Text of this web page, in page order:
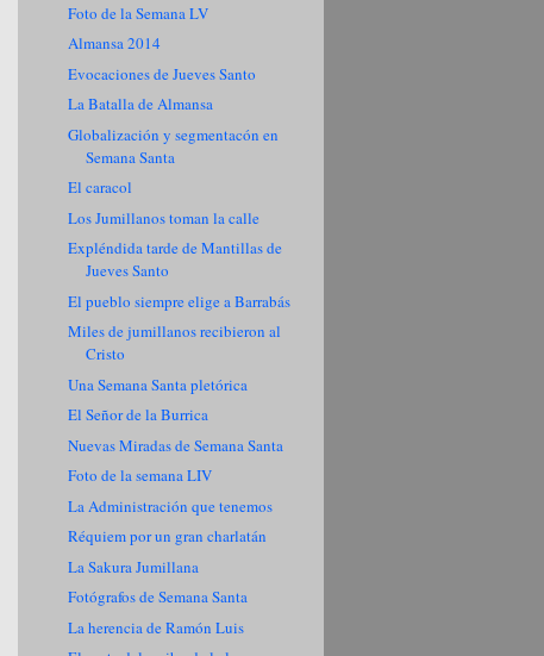
Foto de la Semana LV
Almansa 2014
Evocaciones de Jueves Santo
La Batalla de Almansa
Globalización y segmentacón en
Semana Santa
El caracol
Los Jumillanos toman la calle
Expléndida tarde de Mantillas de
Jueves Santo
El pueblo siempre elige a Barrabás
Miles de jumillanos recibieron al
Cristo
Una Semana Santa pletórica
El Señor de la Burrica
Nuevas Miradas de Semana Santa
Foto de la semana LIV
La Administración que tenemos
Réquiem por un gran charlatán
La Sakura Jumillana
Fotógrafos de Semana Santa
La herencia de Ramón Luis